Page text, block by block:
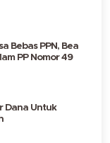
Bebas PPN, Bea
PP Nomor 49
Dana Untuk